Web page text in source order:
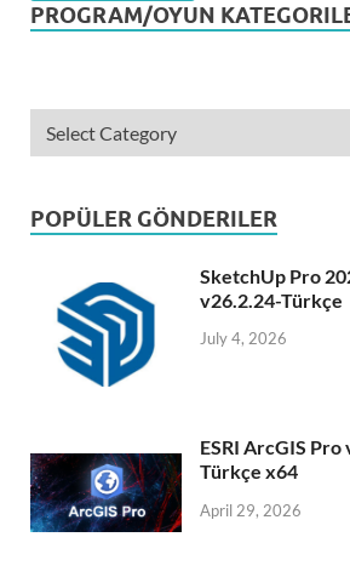
PROGRAM/OYUN
POPÜLER GÖNDERILER
SketchUp Pro
v26.2.24-Türkçe
July 4, 2026
ESRI ArcGIS
Türkçe x64
April 29, 2026